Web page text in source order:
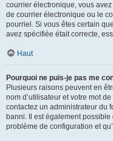
courrier électronique, vous
de courrier électronique ou le
pourriel. Si vous êtes certain
avez spécifiée était correcte,
Haut
Pourquoi ne puis-je pas me
Plusieurs raisons peuvent en
nom d’utilisateur et votre mot
contactez un administrateur du
banni. Il est également
problème de configuration et